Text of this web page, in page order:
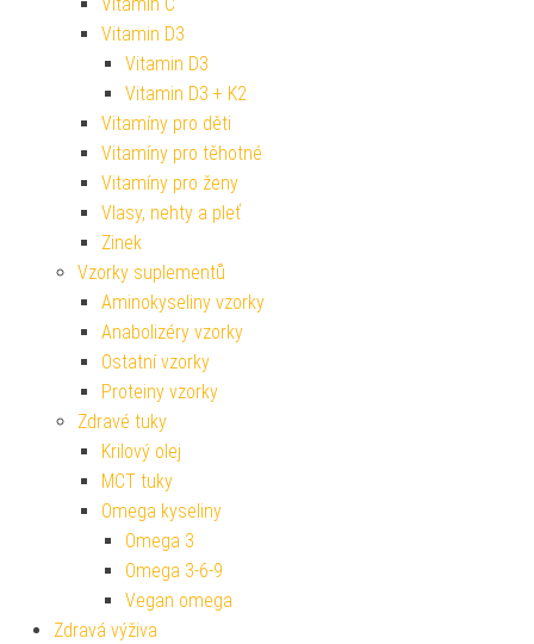
Vitamin D3
Vitamin D3
Vitamin D3 + K2
Vitamíny pro děti
Vitamíny pro těhotné
Vitamíny pro ženy
Vlasy, nehty a pleť
Zinek
Vzorky suplementů
Aminokyseliny vzorky
Anabolizéry vzorky
Ostatní vzorky
Proteiny vzorky
Zdravé tuky
Krilový olej
MCT tuky
Omega kyseliny
Omega 3
Omega 3-6-9
Vegan omega
Zdravá výživa